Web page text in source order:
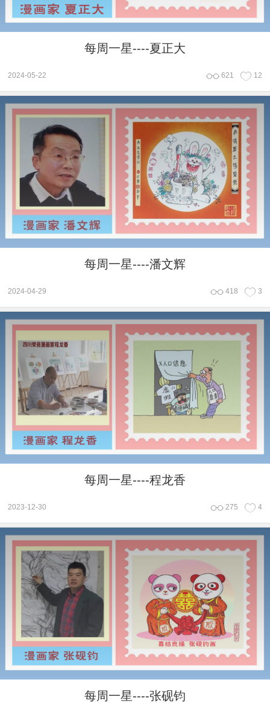
每周一星----夏正大
2024-05-22 621 12
每周一星----潘文辉
2024-04-29 418 3
每周一星----程龙香
2023-12-30 275 4
每周一星----张砚钧